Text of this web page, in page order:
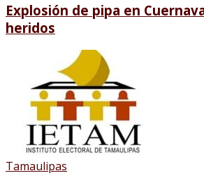
Explosión de pipa en
heridos
Tamaulipas